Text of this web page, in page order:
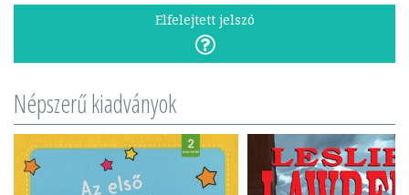
Elfelejtett jelszó
Népszerű kiadványok